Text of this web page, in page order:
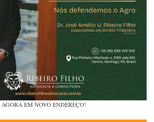
AGORA EM NOVO ENDEREÇO!